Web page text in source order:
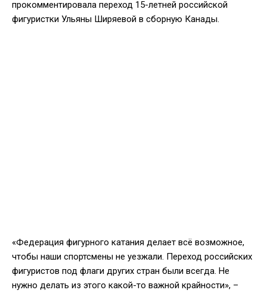
прокомментировала переход 15-летней российской
фигуристки Ульяны Ширяевой в сборную Канады.
«Федерация фигурного катания делает всё возможное,
чтобы наши спортсмены не уезжали. Переход российских
фигуристов под флаги других стран были всегда. Не
нужно делать из этого какой-то важной крайности», –